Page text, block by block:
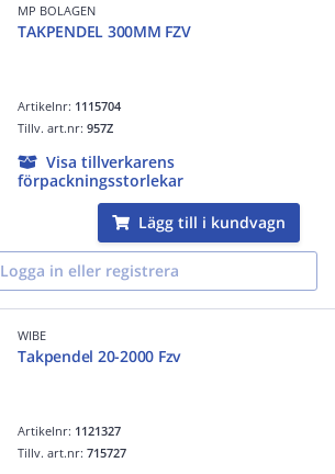
MP BOLAGEN
TAKPENDEL 300MM FZV
Artikelnr: 1115704
Tillv. art.nr:957Z
Visa tillverkarens
förpackningsstorlekar
Lägg till i kundvagn
Logga in eller registrera
WIBE
Takpendel 20-2000 Fzv
Artikelnr: 1121327
Tillv. art.nr:715727